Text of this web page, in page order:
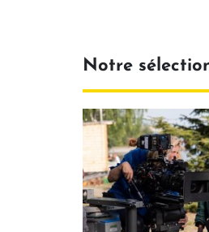
Notre